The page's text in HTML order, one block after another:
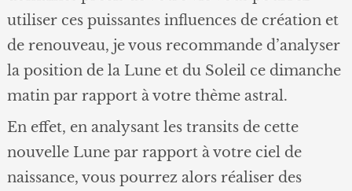
utiliser ces puissantes influences de création et
de renouveau, je vous recommande d’analyser
la position de la Lune et du Soleil ce dimanche
matin par rapport à votre thème astral.
En effet, en analysant les transits de cette
nouvelle Lune par rapport à votre ciel de
naissance, vous pourrez alors réaliser des